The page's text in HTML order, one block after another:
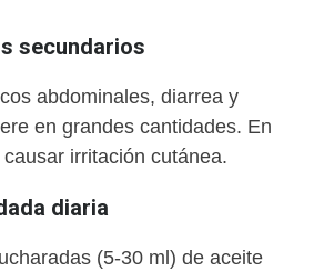
secundarios
abdominales, diarrea y
en grandes cantidades. En
irritación cutánea.
diaria
(5-30 ml) de aceite